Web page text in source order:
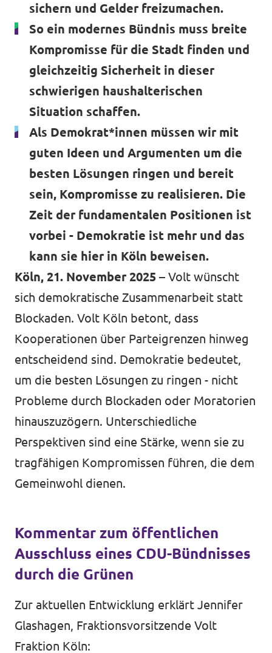
sichern und Gelder freizumachen.
So ein modernes Bündnis muss breite
Kompromisse für die Stadt finden und
gleichzeitig Sicherheit in dieser
schwierigen haushalterischen
Situation schaffen.
Als Demokrat*innen müssen wir mit
guten Ideen und Argumenten um die
besten Lösungen ringen und bereit
sein, Kompromisse zu realisieren. Die
Zeit der fundamentalen Positionen ist
vorbei - Demokratie ist mehr und das
kann sie hier in Köln beweisen.
Köln, 21. November 2025 – Volt wünscht
sich demokratische Zusammenarbeit statt
Blockaden. Volt Köln betont, dass
Kooperationen über Parteigrenzen hinweg
entscheidend sind. Demokratie bedeutet,
um die besten Lösungen zu ringen - nicht
Probleme durch Blockaden oder Moratorien
hinauszuzögern. Unterschiedliche
Perspektiven sind eine Stärke, wenn sie zu
tragfähigen Kompromissen führen, die dem
Gemeinwohl dienen.
Kommentar zum öffentlichen
Ausschluss eines CDU-Bündnisses
durch die Grünen
Zur aktuellen Entwicklung erklärt Jennifer
Glashagen, Fraktionsvorsitzende Volt
Fraktion Köln: